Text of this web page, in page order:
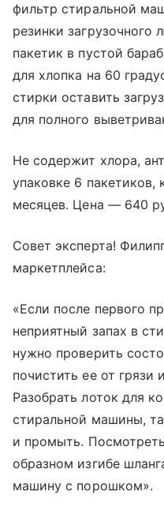
фильтр стиральной
резинки загрузочного
пакетик в пустой
для хлопка на 60
стирки оставить
для полного
Не содержит хлора,
упаковке 6 пакетиков,
месяцев. Цена — 640
Совет эксперта!
маркетплейса:
«Если после первого
неприятный запах в
нужно проверить
почистить ее от грязи
Разобрать лоток для
стиральной машины,
и промыть.
образном изгибе
машину с порошком».